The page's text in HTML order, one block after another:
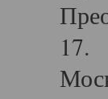
17.